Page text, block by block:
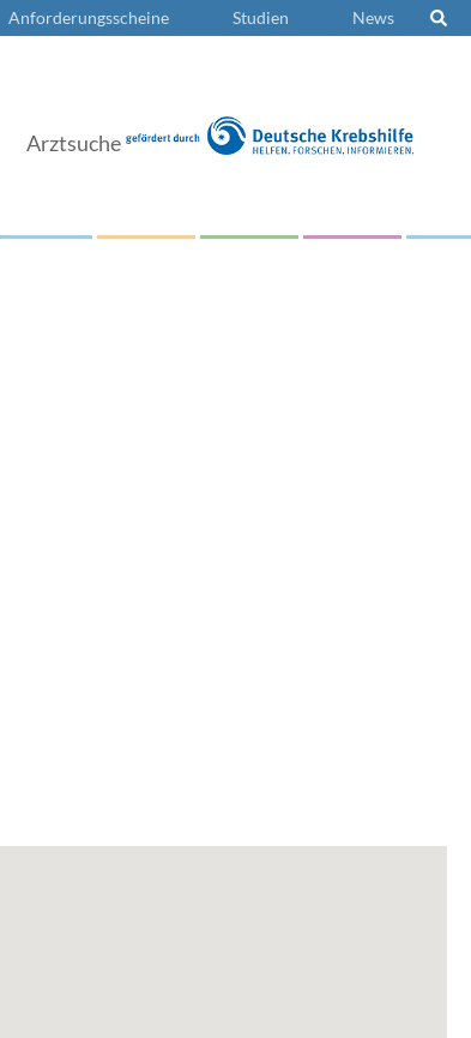
Anforderungsscheine Studien News
Arztsuche